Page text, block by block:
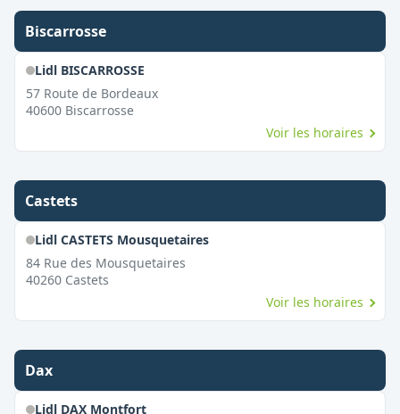
Biscarrosse
Lidl BISCARROSSE
57 Route de Bordeaux
40600 Biscarrosse
Voir les horaires
Castets
Lidl CASTETS Mousquetaires
84 Rue des Mousquetaires
40260 Castets
Voir les horaires
Dax
Lidl DAX Montfort